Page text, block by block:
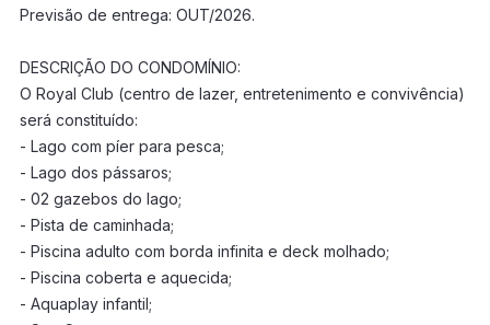
Previsão de entrega: OUT/2026.
DESCRIÇÃO DO CONDOMÍNIO:
O Royal Club (centro de lazer, entretenimento e convivência)
será constituído:
- Lago com píer para pesca;
- Lago dos pássaros;
- 02 gazebos do lago;
- Pista de caminhada;
- Piscina adulto com borda infinita e deck molhado;
- Piscina coberta e aquecida;
- Aquaplay infantil;